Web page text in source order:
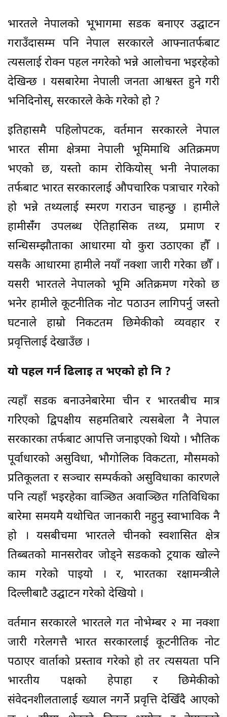
भारतले नेपालको भूभागमा सडक बनाएर उद्घाटन
गराउँदासम्म पनि नेपाल सरकारले आफ्नातर्फबाट
त्यसलाई रोक्न पहल नगरेको भन्ने आलोचना भइरहेको
देखिन्छ । यसबारेमा नेपाली जनता आश्वस्त हुने गरी
भनिदिनोस्, सरकारले केके गरेको हो ?
इतिहासमै पहिलोपटक, वर्तमान सरकारले नेपाल
भारत सीमा क्षेत्रमा नेपाली भूमिमाथि अतिक्रमण
भएको छ, यस्तो काम रोकियोस् भनी नेपालका
तर्फबाट भारत सरकारलाई औपचारिक पत्राचार गरेको
हो भन्ने तथ्यलाई स्मरण गराउन चाहन्छु । हामीले
हामीसंँग उपलब्ध ऐतिहासिक तथ्य, प्रमाण र
सन्धिसम्झौताका आधारमा यो कुरा उठाएका हौँ ।
यसकै आधारमा हामीले नयाँ नक्शा जारी गरेका छौँ ।
यसरी भारतले नेपालको भूमि अतिक्रमण गरेको छ
भनेर हामीले कूटनीतिक नोट पठाउन लागिपर्नु जस्तो
घटनाले हाम्रो निकटतम छिमेकीको व्यवहार र
प्रवृत्तिलाई देखाउँछ ।
यो पहल गर्न ढिलाइ त भएको हो नि ?
त्यहाँ सडक बनाउनेबारेमा चीन र भारतबीच मात्र
गरिएको द्विपक्षीय सहमतिबारे त्यसबेला नै नेपाल
सरकारका तर्फबाट आपत्ति जनाइएको थियो । भौतिक
पूर्वाधारको असुविधा, भौगोलिक विकटता, मौसमको
प्रतिकूलता र सञ्चार सम्पर्कको असुविधाका कारणले
पनि त्यहाँ भइरहेका वाञ्छित अवाञ्छित गतिविधिका
बारेमा समयमै यथोचित जानकारी नहुनु स्वाभाविक नै
हो । यसबीचमा भारतले चीनको स्वशासित क्षेत्र
तिब्बतको मानसरोवर जोड्ने सडकको ट्रयाक खोल्ने
काम गरेको पाइयो । र, भारतका रक्षामन्त्रीले
दिल्लीबाटै उद्घाटन गरेको देखियो ।
वर्तमान सरकारले भारतले गत नोभेम्बर २ मा नक्शा
जारी गरेलगत्तै भारत सरकारलाई कूटनीतिक नोट
पठाएर वार्ताको प्रस्ताव गरेको हो तर त्यसयता पनि
भारतीय पक्षको हेपाहा र छिमेकीको
संवेदनशीलतालाई ख्याल नगर्नेे प्रवृत्ति देखिँदै आएको